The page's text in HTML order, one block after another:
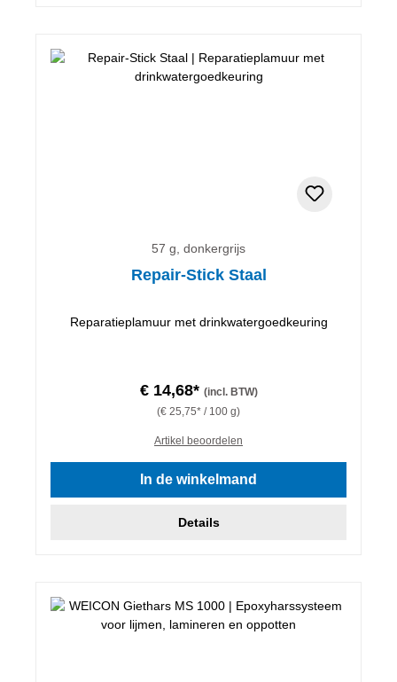
57 g, donkergrijs
Repair-Stick Staal
Reparatieplamuur met drinkwatergoedkeuring
€ 14,68* (incl. BTW)
(€ 25,75* / 100 g)
Artikel beoordelen
In de winkelmand
Details